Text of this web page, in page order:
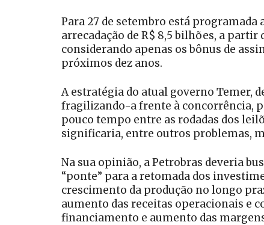
Para 27 de setembro está programada
arrecadação de R$ 8,5 bilhões, a
considerando apenas os bônus de
próximos dez anos.
A estratégia do atual governo Temer,
fragilizando-a frente à concorrência,
pouco tempo entre as rodadas dos
significaria, entre outros problemas,
Na sua opinião, a Petrobras deveria
“ponte” para a retomada dos
crescimento da produção no longo
aumento das receitas operacionais e
financiamento e aumento das